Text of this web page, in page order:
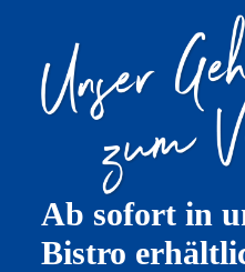
Ab sofort in
Bistro